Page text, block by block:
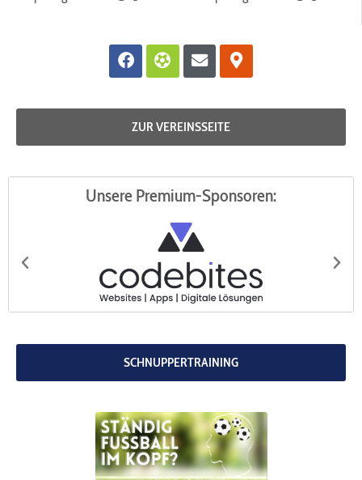
Facebook
FutbolEnvelope
Map-
marker-
alt
ZUR VEREINSSEITE
Unsere Premium-Sponsoren:
SCHNUPPERTRAINING